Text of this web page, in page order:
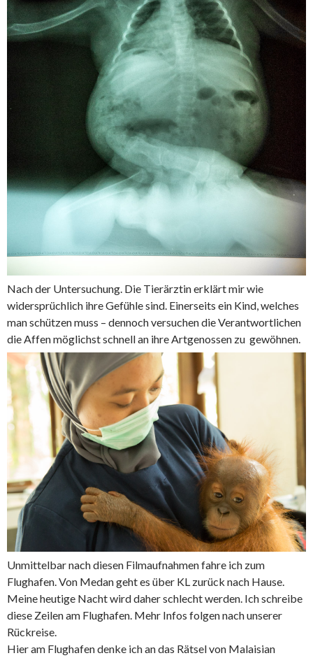
Nach der Untersuchung. Die Tierärztin erklärt mir wie
widersprüchlich ihre Gefühle sind. Einerseits ein Kind, welches
man schützen muss – dennoch versuchen die Verantwortlichen
die Affen möglichst schnell an ihre Artgenossen zu gewöhnen.
Unmittelbar nach diesen Filmaufnahmen fahre ich zum
Flughafen. Von Medan geht es über KL zurück nach Hause.
Meine heutige Nacht wird daher schlecht werden. Ich schreibe
diese Zeilen am Flughafen. Mehr Infos folgen nach unserer
Rückreise.
Hier am Flughafen denke ich an das Rätsel von Malaisian